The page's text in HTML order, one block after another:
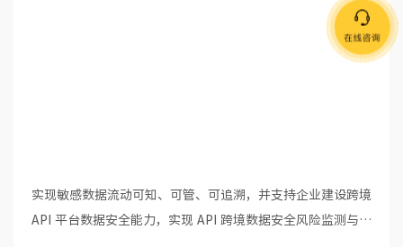
实现敏感数据流动可知、可管、可追溯，并支持企业建设跨境
API 平台数据安全能力，实现 API 跨境数据安全风险监测与管